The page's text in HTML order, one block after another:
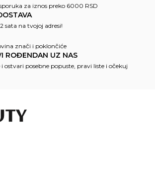
za iznos preko 6000 RSD
sata na tvojoj adresi!
znači i poklončiće
ROĐENDAN UZ NAS
i ostvari posebne popuste, pravi liste i očekuj